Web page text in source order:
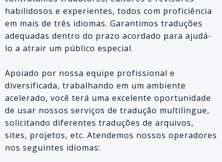
habilidosos e experientes, todos com proficiência
em mais de três idiomas. Garantimos traduções
adequadas dentro do prazo acordado para ajudá-
lo a atrair um público especial.
Apoiado por nossa equipe profissional e
diversificada, trabalhando em um ambiente
acelerado, você terá uma excelente oportunidade
de usar nossos serviços de tradução multilíngue,
solicitando diferentes traduções de arquivos,
sites, projetos, etc. Atendemos nossos operadores
nos seguintes idiomas: